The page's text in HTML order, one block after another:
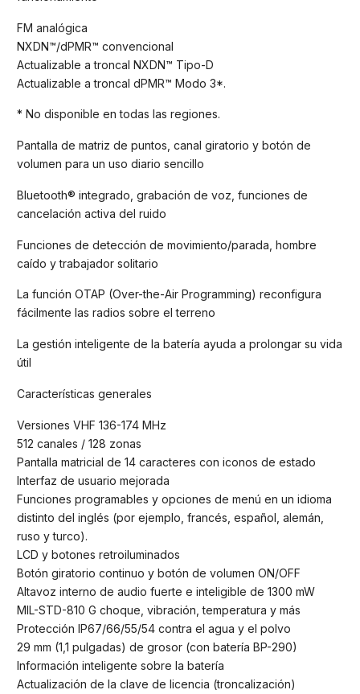
FM analógica
NXDN™/dPMR™ convencional
Actualizable a troncal NXDN™ Tipo-D
Actualizable a troncal dPMR™ Modo 3*.
* No disponible en todas las regiones.
Pantalla de matriz de puntos, canal giratorio y botón de
volumen para un uso diario sencillo
Bluetooth® integrado, grabación de voz, funciones de
cancelación activa del ruido
Funciones de detección de movimiento/parada, hombre
caído y trabajador solitario
La función OTAP (Over-the-Air Programming) reconfigura
fácilmente las radios sobre el terreno
La gestión inteligente de la batería ayuda a prolongar su vida
útil
Características generales
Versiones VHF 136-174 MHz
512 canales / 128 zonas
Pantalla matricial de 14 caracteres con iconos de estado
Interfaz de usuario mejorada
Funciones programables y opciones de menú en un idioma
distinto del inglés (por ejemplo, francés, español, alemán,
ruso y turco).
LCD y botones retroiluminados
Botón giratorio continuo y botón de volumen ON/OFF
Altavoz interno de audio fuerte e inteligible de 1300 mW
MIL-STD-810 G choque, vibración, temperatura y más
Protección IP67/66/55/54 contra el agua y el polvo
29 mm (1,1 pulgadas) de grosor (con batería BP-290)
Información inteligente sobre la batería
Actualización de la clave de licencia (troncalización)